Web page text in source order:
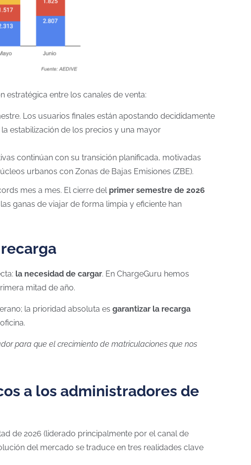
estratégica entre los canales de venta:
Los usuarios finales están apostando decididamente
estabilización de los precios y una mayor
continúan con su transición planificada, motivadas
urbanos con Zonas de Bajas Emisiones (ZBE).
mes a mes. El cierre del primer semestre de 2026
ganas de viajar de forma limpia y eficiente han
la necesidad de cargar. En ChargeGuru hemos
mitad de año.
la prioridad absoluta es garantizar la recarga
para que el crecimiento de matriculaciones que nos
a los administradores de
de 2026 (liderado principalmente por el canal de
del mercado se traduce en tres realidades clave